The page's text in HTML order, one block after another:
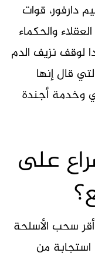
دارفور، قوات
والحكماء
لوقف نزيف الدم
قال إنها
وخدمة أجندة
على
سحب الأسلحة
استجابة من